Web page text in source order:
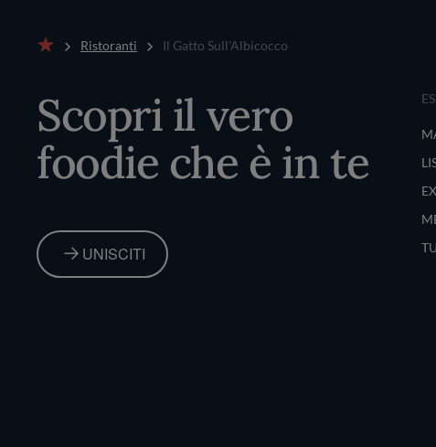
Ristoranti Il Gatto Sull'Albicocco
Scopri il vero
foodie che è in te
UNISCITI